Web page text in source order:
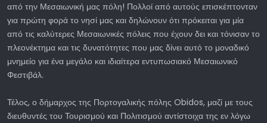
από την Μεσαιωνική μας πόλη! Πολλοί από αυτούς επισκέπτονταν
για πρώτη φορά το νησί μας και δηλώνουν ότι πρόκειται για μία
από τις καλύτερες Μεσαιωνικές πόλεις που έχουν δει και τόνισαν το
πλεονέκτημα και τις δυνατότητες που μας δίνει αυτό το μοναδικό
μνημείο για ένα μεγάλο και ιδιαίτερα εντυπωσιακό Μεσαιωνικό
Φεστιβάλ.
Τέλος, ο δήμαρχος της Πορτογαλικής πόλης Obidos, μαζί με τους
διευθυντές του Τουρισμού και Πολιτισμού αντίστοιχα της εν λόγω